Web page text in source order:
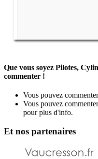
Que vous soyez Pilotes,
commenter !
Vous pouvez
Vous pouvez
pour plus d'info.
Et nos partenaires